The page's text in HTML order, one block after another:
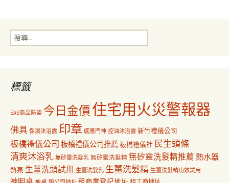
覽
搜
尋
標籤
EAS商品防盜 今日金價住宅用火災警報器
佛具 保濕沐浴露 印章 感應門神 控油沐浴露 新竹禮儀公司
板橋禮儀公司 板橋禮儀公司推薦板橋禮儀社 民生頭條
清爽沐浴乳 無矽靈洗髮乳 無矽靈洗髮精 無矽靈洗髮精推薦 熱水器
熱泵 生薑洗頭試用 生薑洗髮乳 生薑洗髮精 生薑洗髮精功效試用